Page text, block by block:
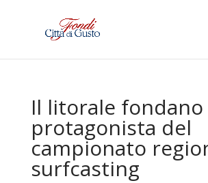
Il litorale fondano
protagonista del
campionato
surfcasting